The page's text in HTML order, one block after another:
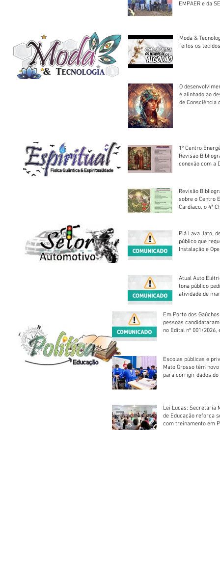
EMPAER e da
Moda &
feitos os
O
é alinhado ao
de Consciência
1º Centro
Revisão
conexão com a
Revisão
sobre o Centro
Cardíaco, o 4ª
Piá Lava Jato,
público que
Instalação e
Atual Auto
tona público
atividade de
Em Porto dos
pessoas
no Edital nº 001/2026,
Escolas públicas e
Mato Grosso têm
para corrigir dados do
Lei Lucas: Secretaria
de Educação reforça
com treinamento em